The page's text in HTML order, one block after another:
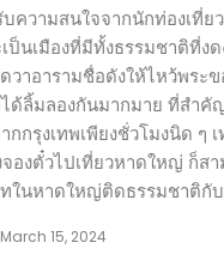
ความสนใจจากนักท่องเที่ย
เป็นเมืองที่มีทั้งธรรมชาติที่ง
วาอารามชื่อดังให้ไหว้พระ
ด้ลิ้มลองกันมากมาย ที่สำคัญ
กกรุงเทพเพียงชั่วโมงนิด ๆ
งตั๋วไปเที่ยวหาดใหญ่ ก็สา
ในหาดใหญ่ติดธรรมชาติกับ
March 15, 2024